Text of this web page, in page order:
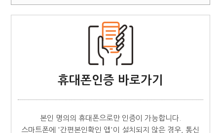
휴대폰인증 바로가기
본인 명의의 휴대폰으로만 인증이 가능합니다.
스마트폰에 '간편본인확인 앱'이 설치되지 않은 경우, 통신